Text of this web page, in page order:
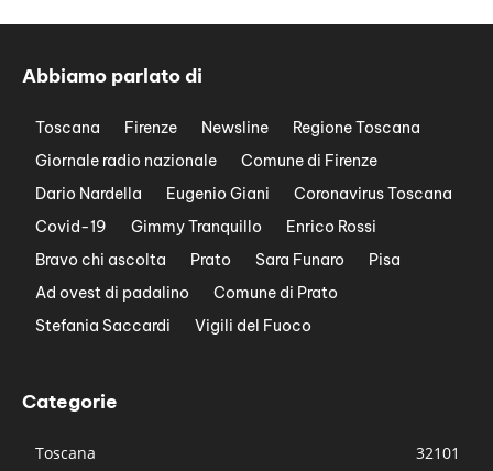
Abbiamo parlato di
Toscana Firenze Newsline
Regione Toscana
Giornale radio nazionale
Comune di Firenze
Dario Nardella
Eugenio Giani
Coronavirus Toscana
Covid-19
Gimmy Tranquillo
Enrico Rossi
Bravo chi ascolta
Prato Sara Funaro
Pisa
Ad ovest di padalino
Comune di Prato
Stefania Saccardi
Vigili del Fuoco
Categorie
Toscana
32101